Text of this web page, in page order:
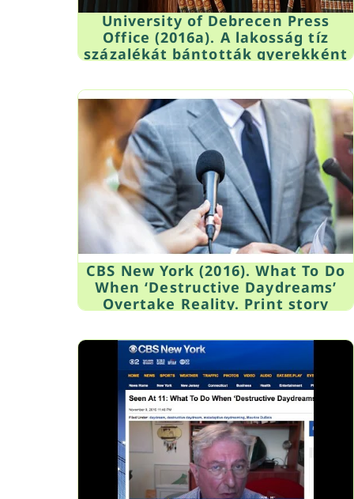
University of Debrecen Press
Office (2016a). A lakosság tíz
százalékát bántották gyerekként
could have been maltreated in
childhood). Retrieved from
tinyurl.com/hmly2sw on Oct. 23,
2016 (in Hungarian)
CBS New York (2016). What To Do
When ‘Destructive Daydreams’
Overtake Reality. Print story
http://newyork.cbslocal.com/2016/
11/09/destructive-daydreams/ on
Nov.9., 2016